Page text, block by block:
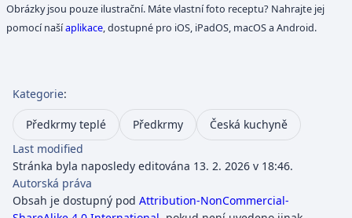
Obrázky jsou pouze ilustrační. Máte vlastní foto receptu? Nahrajte jej
pomocí našíaplikace , dostupné pro iOS, iPadOS, macOS a Android.
Kategorie:
Předkrmy teplé Předkrmy
Česká kuchyně
Last modified
Stránka byla naposledy editována 13. 2. 2026 v 18:46.
Autorská práva
Obsah je dostupný pod Attribution-NonCommercial-